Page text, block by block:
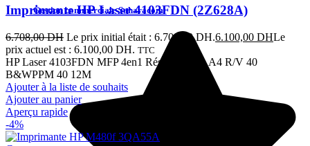
Gestion commerciale Saharacom
Imprimante HP Laser 4103FDN (2Z628A)
6.708,00DH Le prix initial était : 6.708,00 DH.6.100,00 DHLe
prix actuel est : 6.100,00 DH. TTC
HP Laser 4103FDN MFP 4en1 Réseau Mono A4 R/V 40
B&WPPM 40 12M
Ajouter à la liste de souhaits
Ajouter au panier
Aperçu rapide
-4%